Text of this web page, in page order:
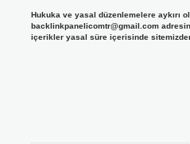
Hukuka ve yasal düzenlemelere aykırı
backlinkpanelicomtr@gmail.com
içerikler yasal süre içerisinde sitemizden